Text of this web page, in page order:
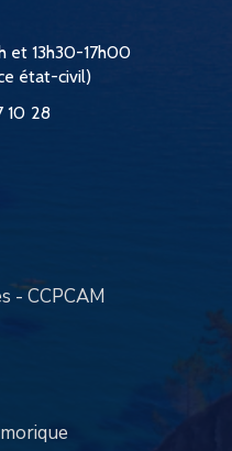
et 13h30-17h00
état-civil)
10 28
- CCPCAM